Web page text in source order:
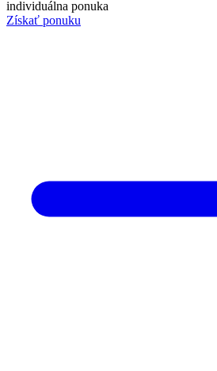
individuálna ponuka
Získať ponuku